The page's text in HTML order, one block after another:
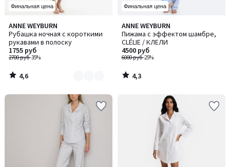
Финальная цена
ANNE WEYBURN
Рубашка ночная с короткими
рукавами в полоску
2700 руб-35%
1755 руб
4,6
/ 5
Количество
цветов:
2
4,6
/
Финальная цена
ANNE WEYBURN
Пижама с эффектом шамбре,
CLÉLIE / КЛЕЛИ
6000 руб-25%
4500 руб
4,3
/ 5
4,3
/